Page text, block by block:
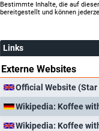
Bestimmte Inhalte, die auf
bereitgestellt und können
Links
Externe Websites
Official Website
Wikipedia: Koffee
Wikipedia: Koffee